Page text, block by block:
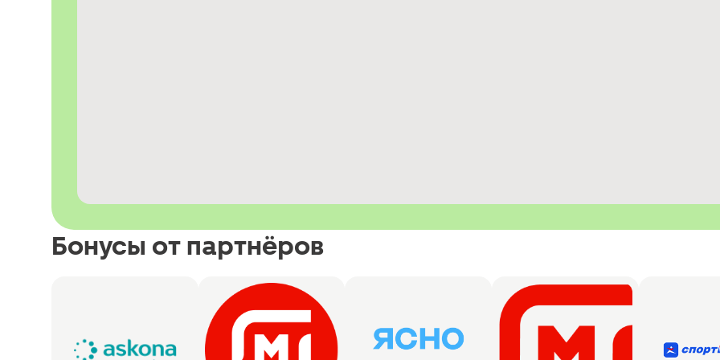
Бонусы от партнёров